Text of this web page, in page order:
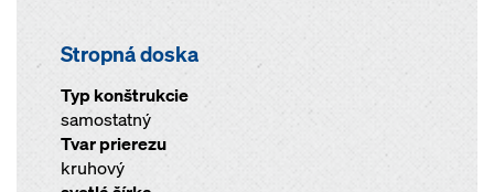
Stropná doska
Typ konštrukcie
samostatný
Tvar prierezu
kruhový